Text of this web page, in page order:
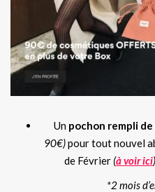
Un pochon rempli
90€)pour tout nouvel
de Février (à voir ici)
*2 mois